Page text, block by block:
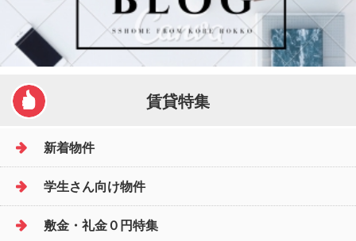
賃貸特集
新着物件
学生さん向け物件
敷金・礼金０円特集